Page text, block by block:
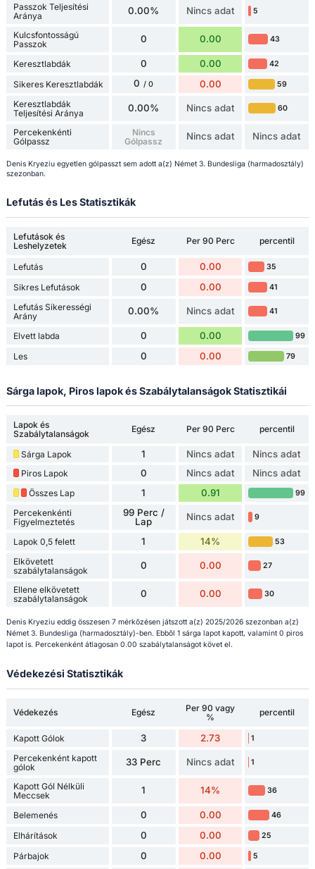
Passzok Teljesítési
Aránya
0.00% Nincs adat 5
Kulcsfontosságú
Passzok
0 0.00 43
Keresztlabdák 0 0.00 42
Sikeres Keresztlabdák 0 / 0 0.00 59
Keresztlabdák
Teljesítési Aránya
0.00% Nincs adat 60
Percekenkénti
Gólpassz
Nincs
Gólpassz
Nincs adat Nincs adat
Denis Kryeziu egyetlen gólpasszt sem adott a(z) Német 3. Bundesliga (harmadosztály)
szezonban.
Lefutás és Les Statisztikák
Lefutások és
Leshelyzetek
Egész Per 90 Perc percentil
Lefutás 0 0.00 35
Sikres Lefutások 0 0.00 41
Lefutás Sikerességi
Arány
0.00% Nincs adat 41
Elvett labda 0 0.00 99
Les 0 0.00 79
Sárga lapok, Piros lapok és Szabálytalanságok Statisztikái
Lapok és
Szabálytalanságok
Egész Per 90 Perc percentil
Sárga Lapok 1 Nincs adat Nincs adat
Piros Lapok 0 Nincs adat Nincs adat
Összes Lap 1 0.91 99
Percekenkénti
Figyelmeztetés
99 Perc /
Lap
Nincs adat 9
Lapok 0,5 felett 1 14% 53
Elkövetett
szabálytalanságok
0 0.00 27
Ellene elkövetett
szabálytalanságok
0 0.00 30
Denis Kryeziu eddig összesen 7 mérkőzésen játszott a(z) 2025/2026 szezonban a(z)
Német 3. Bundesliga (harmadosztály)-ben. Ebből 1 sárga lapot kapott, valamint 0 piros
lapot is. Percekenként átlagosan 0.00 szabálytalanságot követ el.
Védekezési Statisztikák
Védekezés Egész
Per 90 vagy
%
percentil
Kapott Gólok 3 2.73 1
Percekenként kapott
gólok
33 Perc Nincs adat 1
Kapott Gól Nélküli
Meccsek
1 14% 36
Belemenés 0 0.00 46
Elhárítások 0 0.00 25
Párbajok 0 0.00 5